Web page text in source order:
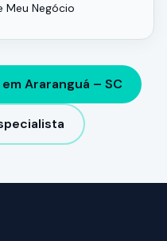
Meu Negócio
Araranguá – SC